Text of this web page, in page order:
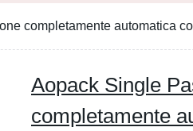
completamente automatica
Aopack Single
completamente